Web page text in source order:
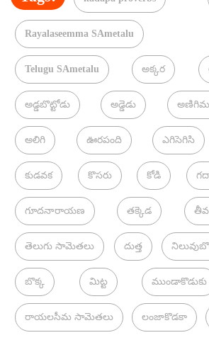
Rayalaseemma SAmetalu
Telugu SAmetalu అక్కర
అడ్డబొట్టోడు అడ్డెడు
అలిగి ఊరపంది ఎగిసెగిసి
కుడవక కొసరు కోడి
గూదనారాయణ తక్కెడ
తెలుగు సామెతలు దుత్త
బొక్క మిట్ట ముండాకొడుకు
రాయలసీమ సామెతలు లంజాకొడకా